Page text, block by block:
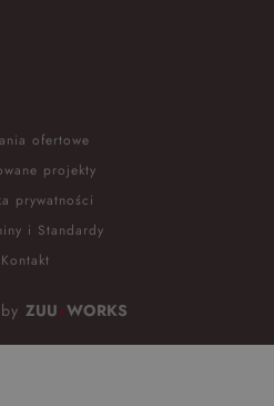
ofertowe
projekty
prywatności
i Standardy
Kontakt
ZUU WORKS